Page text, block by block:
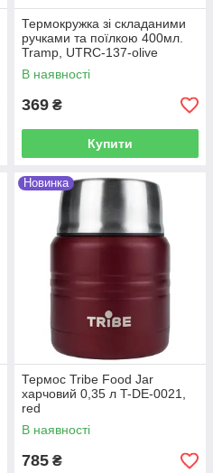
Термокружка зі складаними
ручками та поїлкою 400мл.
Tramp, UTRC-137-olive
В наявності
369 ₴
Купити
Новинка
Термос Tribe Food Jar
харчовий 0,35 л T-DE-0021,
red
В наявності
785 ₴